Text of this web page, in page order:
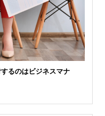
るのはビジネスマナ